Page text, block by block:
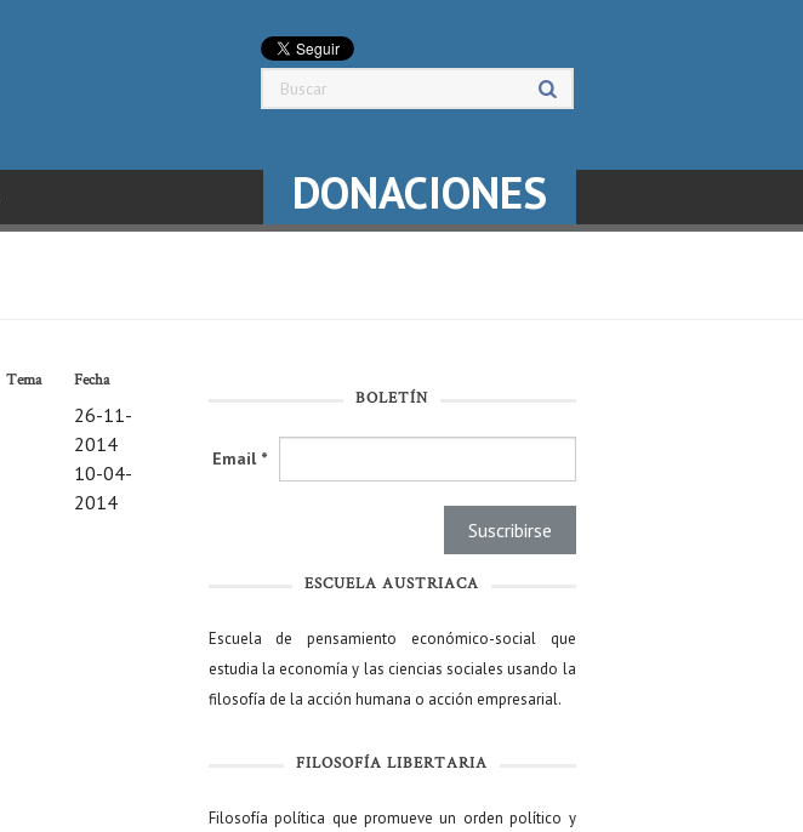
DONACIONES
Tema Fecha
26-11-
2014
10-04-
2014
BOLETÍN
Email *
ESCUELA AUSTRIACA
Escuela de pensamiento económico-social que
estudia la economía y las ciencias sociales usando la
filosofía de la acción humana o acción empresarial.
FILOSOFÍA LIBERTARIA
Filosofía política que promueve un orden político y